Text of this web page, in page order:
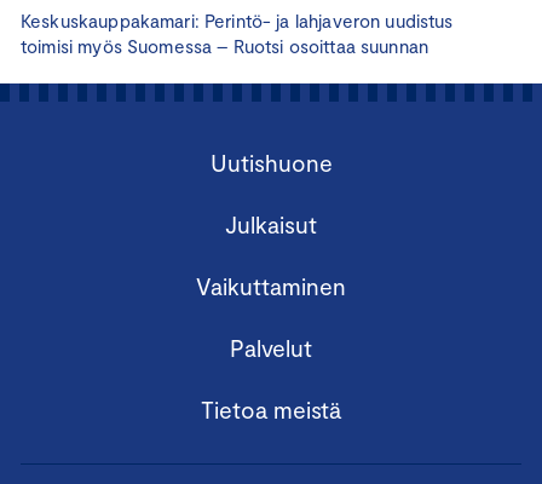
Keskuskauppakamari: Perintö- ja lahjaveron uudistus
toimisi myös Suomessa – Ruotsi osoittaa suunnan
Uutishuone
Julkaisut
Vaikuttaminen
Palvelut
Tietoa meistä